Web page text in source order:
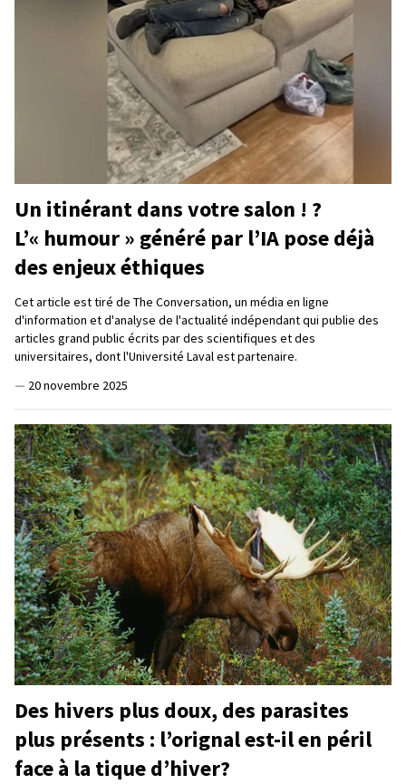
Un itinérant dans votre salon ! ?
L’« humour » généré par l’IA pose déjà
des enjeux éthiques
Cet article est tiré de The Conversation, un média en ligne
d'information et d'analyse de l'actualité indépendant qui publie des
articles grand public écrits par des scientifiques et des
universitaires, dont l'Université Laval est partenaire.
— 20 novembre 2025
Des hivers plus doux, des parasites
plus présents : l’orignal est-il en péril
face à la tique d’hiver?